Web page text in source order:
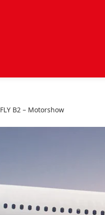
FLY B2 – Motorshow